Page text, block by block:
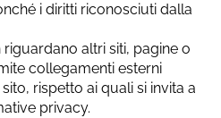
i diritti riconosciuti dalla
altri siti, pagine o
collegamenti esterni
rispetto ai quali si invita a
privacy.